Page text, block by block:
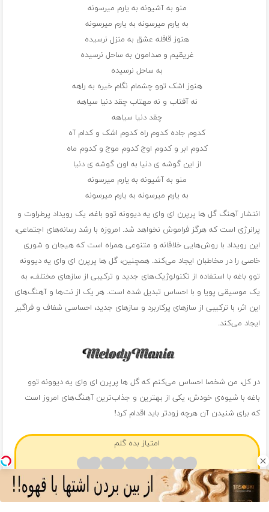
منو به آشیونه به یارم میرسونه
به یارم میرسونه به یارم میرسونه
هنوز قافله عشق به منزل نرسیده
غریقیم و صدامون به ساحل نرسیده
به ساحل نرسیده
هنوز اشک توو چشمام نگام خیره به راهه
نه آفتاب و نه مهتاب چقد دنیا سیاهه
چقد دنیا سیاهه
کدوم جاده کدوم راه کدوم اشک و کدام آه
کدوم ابر و کدوم اوج کدوم موج و کدوم ماه
از این گوشه ی دنیا به اون گوشه ی دنیا
منو به آشیونه به یارم میرسونه
به یارم میرسونه به یارم میرسونه
انتشار آهنگ گل ها پرپرن ای وای یه دیوونه توو باغه، یک رویداد پرطراوت و
پرانرژی است که هرگز فراموش نخواهد شد. امروزه با رشد رسانه‌های اجتماعی،
این رویداد با روش‌هایی خلاقانه و متنوعی همراه است که هیجان و شوری
خاصی را در مخاطبان ایجاد می‌کند. همچنین، گل ها پرپرن ای وای یه دیوونه
توو باغه با استفاده از تکنولوژیک‌های جدید و ترکیبی از سازهای مختلف، به
یک موسیقی پویا و با احساس تبدیل شده است. هر یک از نت‌ها و آهنگ‌های
این اثر، با ترکیبی از سازهای پرکاربرد و سازهای جدید، احساسی شفاف و فراگیر
ایجاد می‌کند.
در کل، من شخصا احساس می‌کنم که گل ها پرپرن ای وای یه دیوونه توو
باغه با شیوه‌ی خودش، یکی از بهترین و جذاب‌ترین آهنگ‌های امروز است
که برای شنیدن آن هرچه زودتر باید اقدام کرد!
امتیاز بده گلم
هنوز امتیازی ثبت نشده رفیق